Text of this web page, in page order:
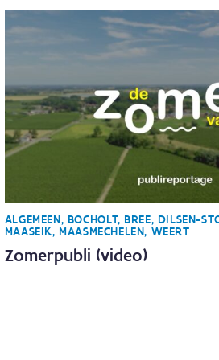
ALGEMEEN, BOCHOLT, BREE, DILSEN-
MAASEIK, MAASMECHELEN, WEERT
Zomerpubli (video)